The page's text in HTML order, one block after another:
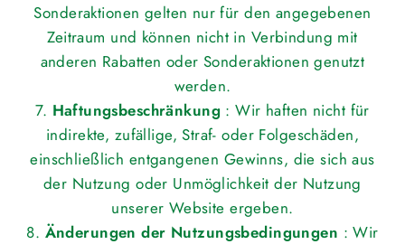
Sonderaktionen gelten nur für den angegebenen
Zeitraum und können nicht in Verbindung mit
anderen Rabatten oder Sonderaktionen genutzt
werden.
7. Haftungsbeschränkung : Wir haften nicht für
indirekte, zufällige, Straf- oder Folgeschäden,
einschließlich entgangenen Gewinns, die sich aus
der Nutzung oder Unmöglichkeit der Nutzung
unserer Website ergeben.
8. Änderungen der Nutzungsbedingungen : Wir